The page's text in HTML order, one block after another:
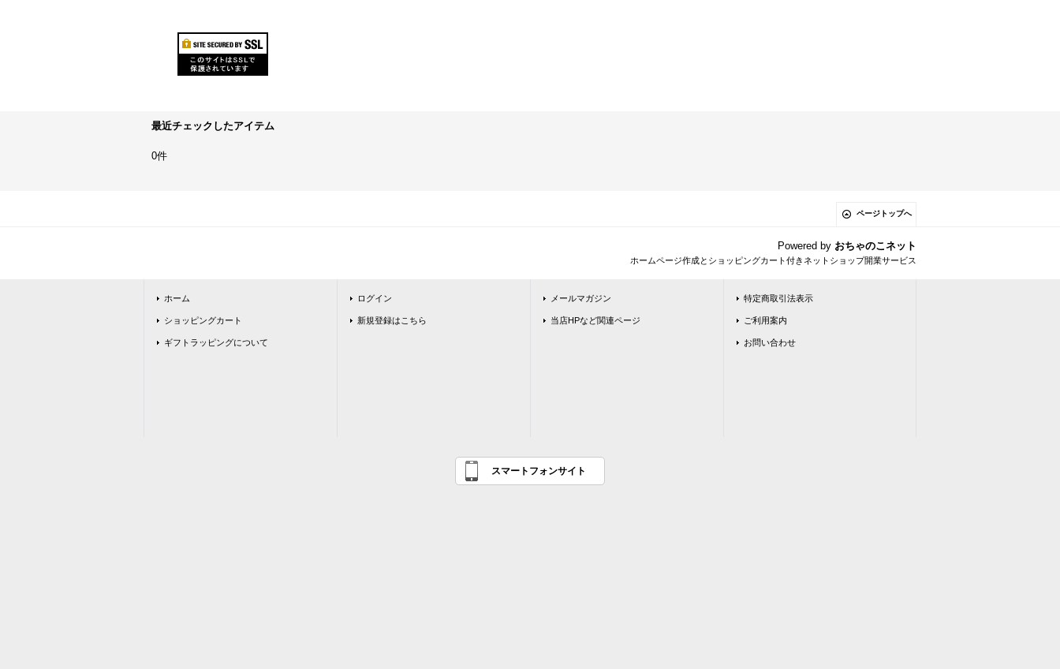
最近チェックしたアイテム
0件
ページトップへ
Powered by おちゃのこネット
ホームページ作成とショッピングカート付きネットショップ開業サービス
ホーム
ショッピングカート
ギフトラッピングについて
ログイン
新規登録はこちら
メールマガジン
当店HPなど関連ページ
特定商取引法表示
ご利用案内
お問い合わせ
スマートフォンサイト